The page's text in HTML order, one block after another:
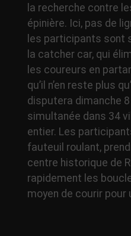
la recherche contre
épinière. Ici, pas de
les participants sont
la catcher car, qui
les coureurs en
qu’il n’en reste plus
disputera dimanche
simultanée dans 34
entier. Les
fauteuil roulant,
centre historique de
rapidement les
moyen de courir pour